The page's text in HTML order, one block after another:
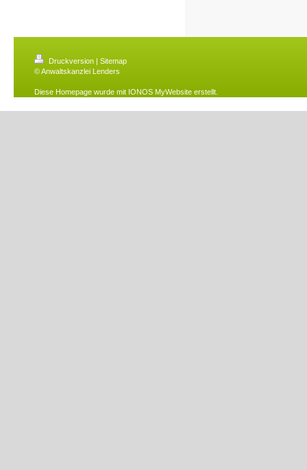
Druckversion | Sitemap
© Anwaltskanzlei Lenders
Diese Homepage wurde mit IONOS MyWebsite erstellt.